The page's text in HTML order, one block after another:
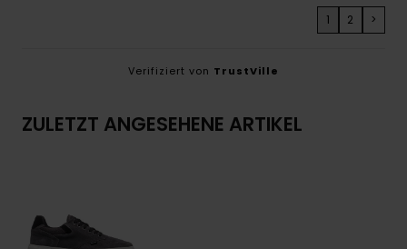
1 2 >
Verifiziert von TrustVille
ZULETZT ANGESEHENE ARTIKEL